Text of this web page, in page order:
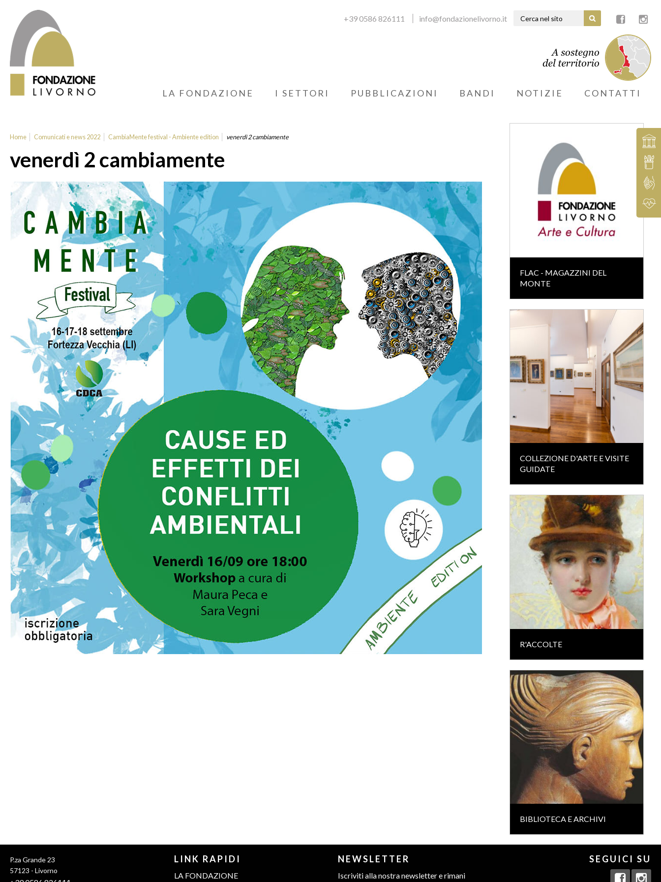
+39 0586 826111 info@fondazionelivorno.it
LA FONDAZIONE I SETTORI PUBBLICAZIONI BANDI NOTIZIE CONTATTI
Home Comunicati e news 2022 CambiaMente festival - Ambiente edition venerdì 2 cambiamente
venerdì 2 cambiamente
FLAC - MAGAZZINI DEL
MONTE
COLLEZIONE D'ARTE E VISITE
GUIDATE
R'ACCOLTE
BIBLIOTECA E ARCHIVI
P.za Grande 23
57123 - Livorno
LINK RAPIDI
LA FONDAZIONE
NEWSLETTER
Iscriviti alla nostra newsletter e rimani
SEGUICI SU